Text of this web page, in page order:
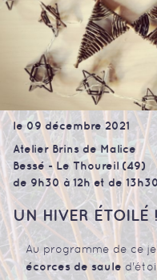
le 09 décembre 2021
Atelier Brins de Malice
Bessé - Le Thoureil (49)
de 9h30 à 12h et de
UN HIVER ÉTOILÉ !
Au programme de ce
écorces de saule